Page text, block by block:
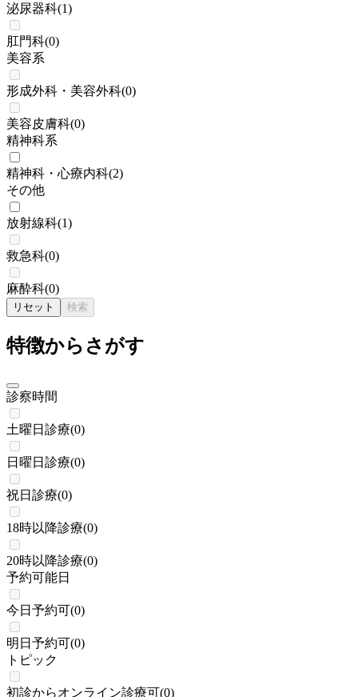
泌尿器科(1)
肛門科(0)
美容系
形成外科・美容外科(0)
美容皮膚科(0)
精神科系
精神科・心療内科(2)
その他
放射線科(1)
救急科(0)
麻酔科(0)
リセット 検索
特徴からさがす
診察時間
土曜日診療(0)
日曜日診療(0)
祝日診療(0)
18時以降診療(0)
20時以降診療(0)
予約可能日
今日予約可(0)
明日予約可(0)
トピック
初診からオンライン診療可(0)